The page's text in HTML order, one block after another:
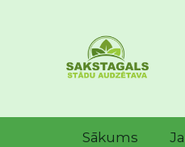
Sākums